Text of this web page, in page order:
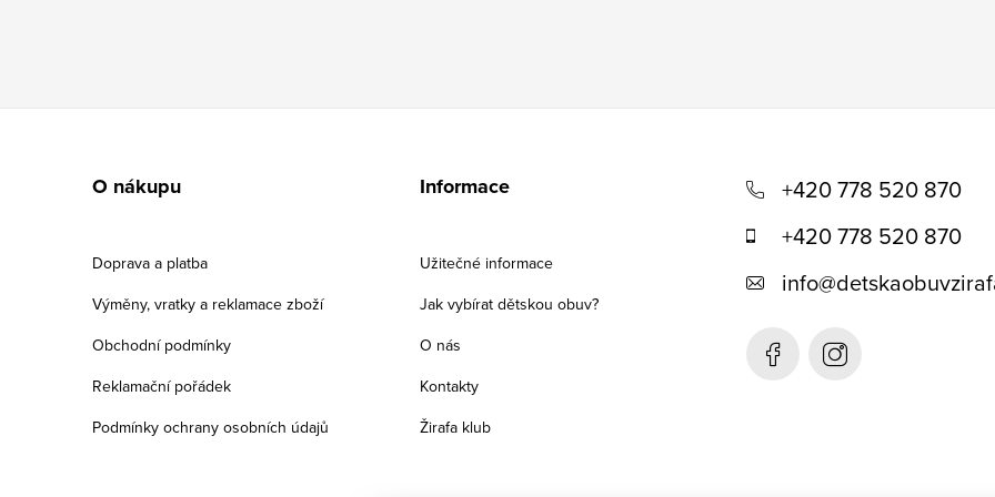
O nákupu
Doprava a platba
Výměny, vratky a reklamace zboží
Obchodní podmínky
Reklamační pořádek
Podmínky ochrany osobních údajů
Informace
Užitečné informace
Jak vybírat dětskou obuv?
O nás
Kontakty
Žirafa klub
+420 778 520 870
+420 778 520 870
info@